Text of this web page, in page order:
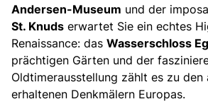
Andersen-Museum und der
St. Knuds erwartet Sie ein echtes
Renaissance: das Wasserschloss
prächtigen Gärten und der
Oldtimerausstellung zählt es zu den
erhaltenen Denkmälern Europas.